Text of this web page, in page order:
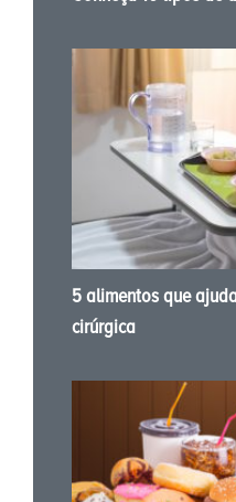
5 alimentos que
cirúrgica